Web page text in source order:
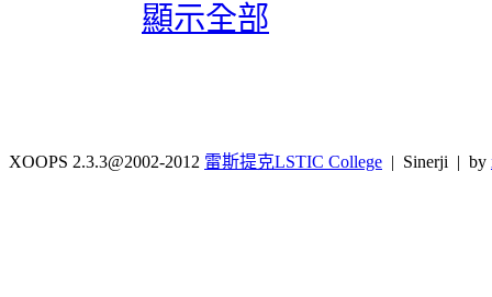
顯示全部
XOOPS 2.3.3@2002-2012 雷斯提克LSTIC College | Sinerji | by